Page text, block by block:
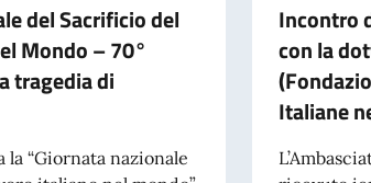
del Sacrificio del
Mondo – 70°
tragedia di
la “Giornata nazionale
Incontro
con la
Italiane